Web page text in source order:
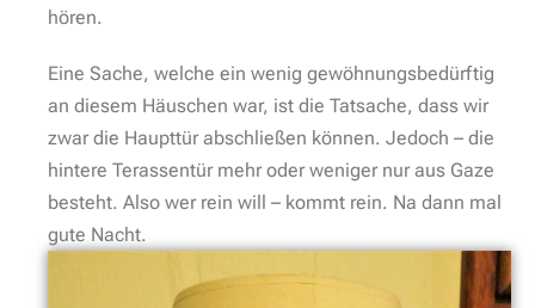
hören.
Eine Sache, welche ein wenig gewöhnungsbedürftig
an diesem Häuschen war, ist die Tatsache, dass wir
zwar die Haupttür abschließen können. Jedoch – die
hintere Terassentür mehr oder weniger nur aus Gaze
besteht. Also wer rein will – kommt rein. Na dann mal
gute Nacht.